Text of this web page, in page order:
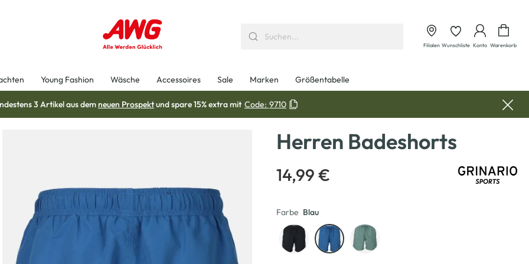
Filialen Wunschliste Konto Warenkorb
Young Fashion Wäsche Accessoires Sale Marken Größentabelle
3 Artikel aus demneuen Prospektund spare 15% extra mit Code: 9710
Herren Badeshorts
14,99 €
Farbe Blau